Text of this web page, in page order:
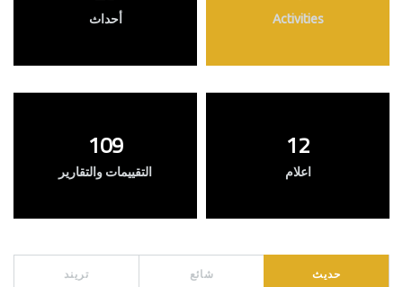
Activities أحداث
12
اعلام
109
التقييمات والتقارير
حديث شائع تريند